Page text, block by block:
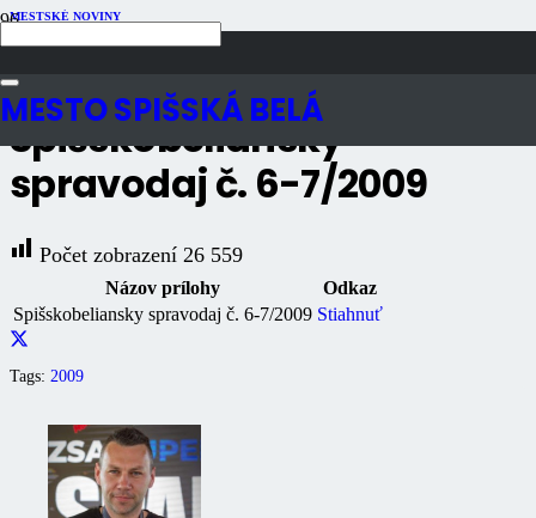
MESTO SPIŠSKÁ BELÁ
MESTSKÉ NOVINY
Spišskobeliansky
spravodaj č. 6-7/2009
Počet zobrazení 26 559
Názov prílohy
Odkaz
Spišskobeliansky spravodaj č. 6-7/2009 Stiahnuť
Tags: 2009